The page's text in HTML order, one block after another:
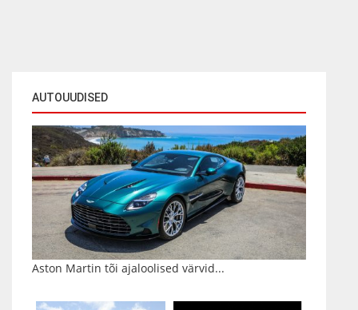
AUTOUUDISED
Aston Martin tõi ajaloolised värvid...